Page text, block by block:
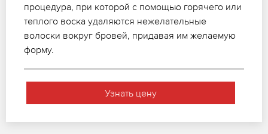
процедура, при которой с помощью горячего или
теплого воска удаляются нежелательные
волоски вокруг бровей, придавая им желаемую
форму.
Узнать цену